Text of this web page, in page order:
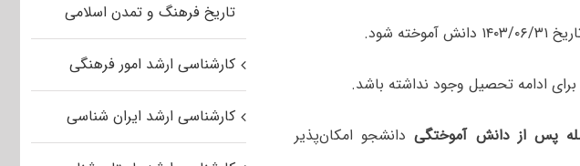
برای ادامه تحصیل وجود نداشته باشد.
پس از دانش آموختگیدانشجو امکان‌پذیر
تاریخ فرهنگ و تمدن اسلامی
کارشناسی ارشد امور فرهنگی
کارشناسی ارشد ایران شناسی